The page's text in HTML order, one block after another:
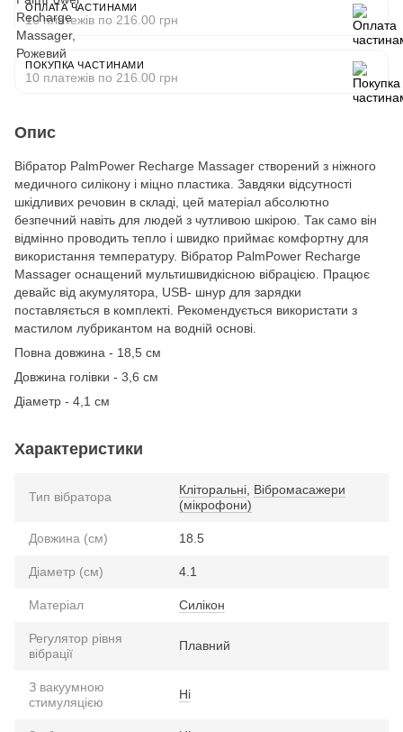
ОПЛАТА ЧАСТИНАМИ
10 платежів по 216.00 грн
ПОКУПКА ЧАСТИНАМИ
10 платежів по 216.00 грн
Опис
Вібратор PalmPower Recharge Massager створений з ніжного
медичного силікону і міцно пластика. Завдяки відсутності
шкідливих речовин в складі, цей матеріал абсолютно
безпечний навіть для людей з чутливою шкірою. Так само він
відмінно проводить тепло і швидко приймає комфортну для
використання температуру. Вібратор PalmPower Recharge
Massager оснащений мультишвидкісною вібрацією. Працює
девайс від акумулятора, USB- шнур для зарядки
поставляється в комплекті. Рекомендується використати з
мастилом лубрикантом на водній основі.
Повна довжина - 18,5 см
Довжина голівки - 3,6 см
Діаметр - 4,1 см
Характеристики
Тип вібратора Кліторальні Вібромасажери
(мікрофони)
Довжина (см) 18.5
Діаметр (см) 4.1
Матеріал Силікон
Регулятор рівня
вібрації
Плавний
З вакуумною
стимуляцією
Ні